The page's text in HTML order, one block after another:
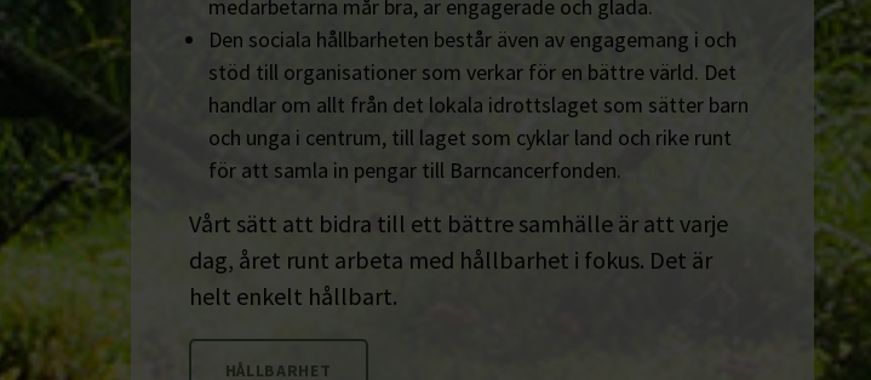
medarbetarna mår bra, är engagerade och glada.
Den sociala hållbarheten består även av engagemang i och
stöd till organisationer som verkar för en bättre värld. Det
handlar om allt från det lokala idrottslaget som sätter barn
och unga i centrum, till laget som cyklar land och rike runt
för att samla in pengar till Barncancerfonden.
Vårt sätt att bidra till ett bättre samhälle är att varje
dag, året runt arbeta med hållbarhet i fokus. Det är
helt enkelt hållbart.
HÅLLBARHET